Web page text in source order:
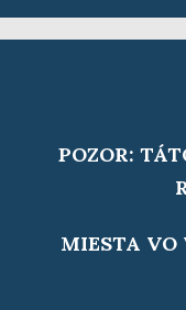
POZOR:
MIESTA VO